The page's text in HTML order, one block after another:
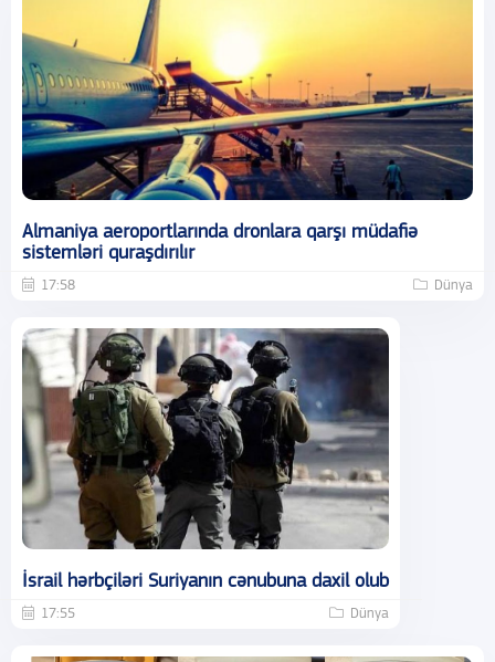
Almaniya aeroportlarında dronlara qarşı müdafiə
sistemləri quraşdırılır
17:58 Dünya
İsrail hərbçiləri Suriyanın cənubuna daxil olub
17:55 Dünya